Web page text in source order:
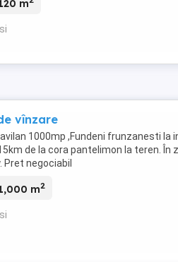
m
vînzare
1000mp ,Fundeni frunzanesti la
de la cora pantelimon la teren. În
Pret negociabil
m2